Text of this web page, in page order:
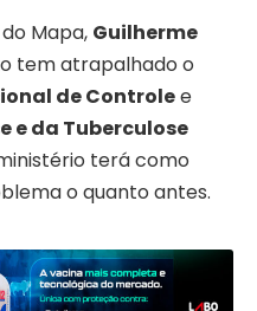
Mapa, Guilherme
tem atrapalhado o
de Controlee
e da Tuberculose
terá como
o quanto antes.